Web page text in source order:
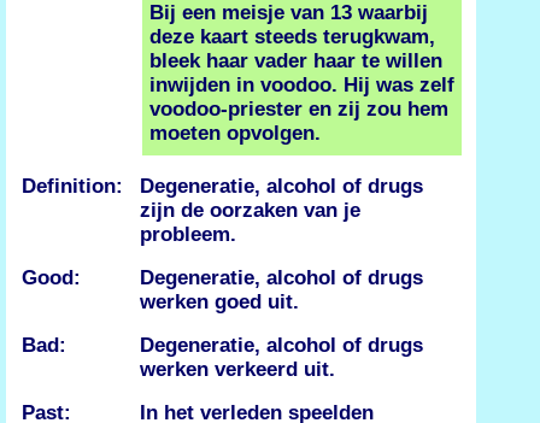
Bij een meisje van 13 waarbij
deze kaart steeds terugkwam,
bleek haar vader haar te willen
inwijden in voodoo. Hij was zelf
voodoo-priester en zij zou hem
moeten opvolgen.
Definition:
Degeneratie, alcohol of drugs
zijn de oorzaken van je
probleem.
Good:
Degeneratie, alcohol of drugs
werken goed uit.
Bad:
Degeneratie, alcohol of drugs
werken verkeerd uit.
Past:
In het verleden speelden